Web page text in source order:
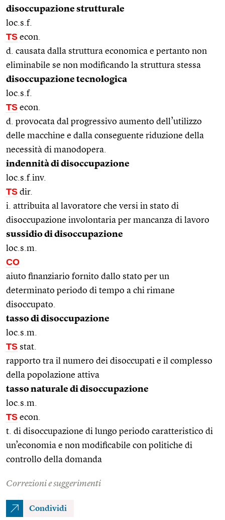
disoccupazione strutturale
loc.s.f.
TS econ.
d. causata dalla struttura economica e pertanto non
eliminabile se non modificando la struttura stessa
disoccupazione tecnologica
loc.s.f.
TS econ.
d. provocata dal progressivo aumento dell’utilizzo
delle macchine e dalla conseguente riduzione della
necessità di manodopera.
indennità di disoccupazione
loc.s.f.inv.
TS dir.
i. attribuita al lavoratore che versi in stato di
disoccupazione involontaria per mancanza di lavoro
sussidio di disoccupazione
loc.s.m.
CO
aiuto finanziario fornito dallo stato per un
determinato periodo di tempo a chi rimane
disoccupato.
tasso di disoccupazione
loc.s.m.
TS stat.
rapporto tra il numero dei disoccupati e il complesso
della popolazione attiva
tasso naturale di disoccupazione
loc.s.m.
TS econ.
t. di disoccupazione di lungo periodo caratteristico di
un’economia e non modificabile con politiche di
controllo della domanda
Correzioni e suggerimenti
Condividi